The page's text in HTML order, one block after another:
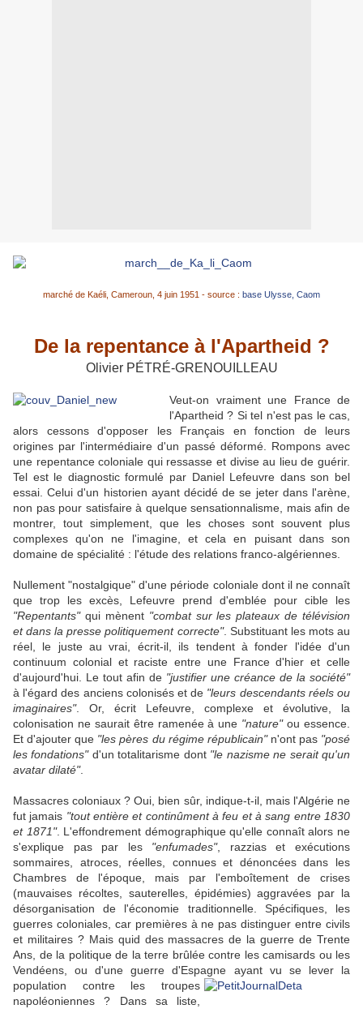
marché de Kaéli, Cameroun, 4 juin 1951 - source : base Ulysse, Caom
De la repentance à l'Apartheid ?
Olivier PÉTRÉ-GRENOUILLEAU
Veut-on vraiment une France de
l'Apartheid ? Si tel n'est pas le cas,
alors cessons d'opposer les Français en fonction de leurs
origines par l'intermédiaire d'un passé déformé. Rompons avec
une repentance coloniale qui ressasse et divise au lieu de guérir.
Tel est le diagnostic formulé par Daniel Lefeuvre dans son bel
essai. Celui d'un historien ayant décidé de se jeter dans l'arène,
non pas pour satisfaire à quelque sensationnalisme, mais afin de
montrer, tout simplement, que les choses sont souvent plus
complexes qu'on ne l'imagine, et cela en puisant dans son
domaine de spécialité : l'étude des relations franco-algériennes.
Nullement "nostalgique" d'une période coloniale dont il ne connaît
que trop les excès, Lefeuvre prend d'emblée pour cible les
"Repentants"qui mènent "combat sur les plateaux de télévision
et dans la presse politiquement correcte". Substituant les mots au
réel, le juste au vrai, écrit-il, ils tendent à fonder l'idée d'un
continuum colonial et raciste entre une France d'hier et celle
d'aujourd'hui. Le tout afin de "justifier une créance de la société"
à l'égard des anciens colonisés et de "leurs descendants réels ou
imaginaires". Or, écrit Lefeuvre, complexe et évolutive, la
colonisation ne saurait être ramenée à une "nature"ou essence.
Et d'ajouter que "les pères du régime républicain"n'ont pas "posé
les fondations"d'un totalitarisme dont "le nazisme ne serait qu'un
avatar dilaté".
Massacres coloniaux ? Oui, bien sûr, indique-t-il, mais l'Algérie ne
fut jamais "tout entière et continûment à feu et à sang entre 1830
et 1871". L'effondrement démographique qu'elle connaît alors ne
s'explique pas par les "enfumades", razzias et exécutions
sommaires, atroces, réelles, connues et dénoncées dans les
Chambres de l'époque, mais par l'emboîtement de crises
(mauvaises récoltes, sauterelles, épidémies) aggravées par la
désorganisation de l'économie traditionnelle. Spécifiques, les
guerres coloniales, car premières à ne pas distinguer entre civils
et militaires ? Mais quid des massacres de la guerre de Trente
Ans, de la politique de la terre brûlée contre les camisards ou les
Vendéens, ou d'une guerre d'Espagne ayant vu se lever la
population contre les troupes
napoléoniennes ? Dans sa liste,